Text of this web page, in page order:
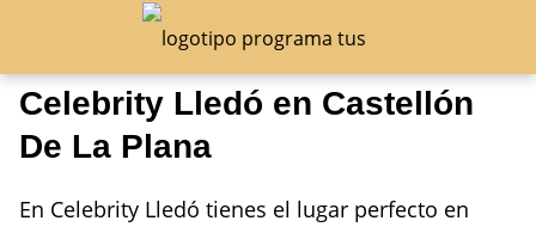
Celebrity Lledó en Castellón
De La Plana
En Celebrity Lledó tienes el lugar perfecto en